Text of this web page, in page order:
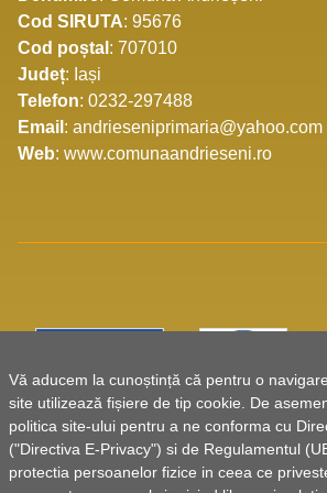
Vă aducem la cunoștință că pentru o
site utilizează fișiere de tip cookie. De
politica site-ului pentru a ne conforma cu
("Directiva E-Privacy") si de Regulamentul
protectia persoanelor fizice in ceea ce
Cod SIRUTA: 95676
Cod poștal : 707010
Județ: Iași
Telefon: 0232-297488
Email : andrieseniprimaria@yahoo.com
Web: www.comunaandrieseni.ro